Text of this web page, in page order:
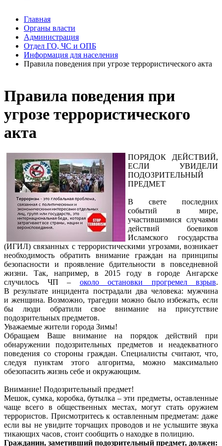
Правила поведения при
угрозе террористического
акта
ПОРЯДОК ДЕЙСТВИЙ,
ЕСЛИ УВИДЕЛИ
ПОДОЗРИТЕЛЬНЫЙ
ПРЕДМЕТ
В свете последних
событий в мире,
участившимися случаями
действий боевиков
Исламского государства
(ИГИЛ) связанных с террористическими угрозами, возникает
необходимость обратить внимание граждан на принципы
безопасности и проявление бдительности в повседневной
жизни. Так, например, в 2015 году в городе Ангарске
случилось ЧП – около остановки прогремел взрыв.
В результате инцидента пострадали два человека: мужчина
и женщина. Возможно, трагедии можно было избежать, если
бы люди обратили свое внимание на присутствие
подозрительных предметов.
Уважаемые жители города Зимы!
Обращаем Ваше внимание на порядок действий при
обнаружении подозрительных предметов и неадекватного
поведения со стороны граждан. Специалисты считают, что,
следуя пунктам этого алгоритма, можно максимально
обезопасить жизнь себе и окружающим.
Внимание! Подозрительный предмет!
Мешок, сумка, коробка, бутылка – эти предметы, оставленные
чаще всего в общественных местах, могут стать оружием
террористов. Присмотритесь к оставленным предметам: даже
если вы не увидите торчащих проводов и не услышите звука
тикающих часов, стоит сообщить о находке в полицию.
Гражданин, заметивший подозрительный предмет, должен:
Главная
Органы власти
Администрация
Отдел ГО, ЧС и ОПБ
Информация для населения
Правила поведения при угрозе террористического акта